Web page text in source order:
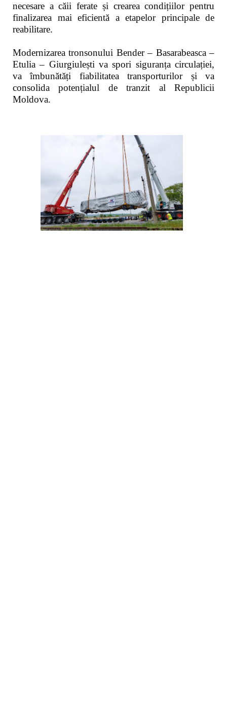
necesare a căii ferate și crearea condițiilor pentru
finalizarea mai eficientă a etapelor principale de
reabilitare.
Modernizarea tronsonului Bender – Basarabeasca –
Etulia – Giurgiulești va spori siguranța circulației,
va îmbunătăți fiabilitatea transporturilor și va
consolida potențialul de tranzit al Republicii
Moldova.